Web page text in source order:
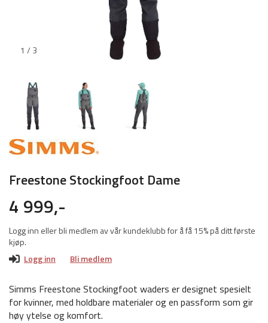
1 / 3
Freestone Stockingfoot Dame
4 999,-
Logg inn eller bli medlem av vår kundeklubb for å få 15% på ditt første
kjøp.
Logg inn
Bli medlem
Simms Freestone Stockingfoot waders er designet spesielt
for kvinner, med holdbare materialer og en passform som gir
høy ytelse og komfort.